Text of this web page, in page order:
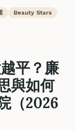
Beauty Stars
平？廉
與如何
（2026